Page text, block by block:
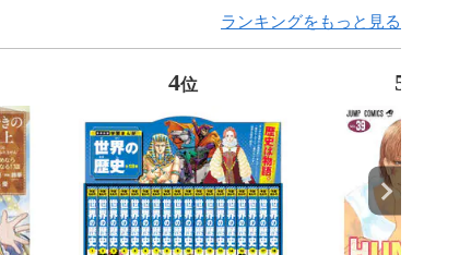
ランキングをもっと見る
4位 5